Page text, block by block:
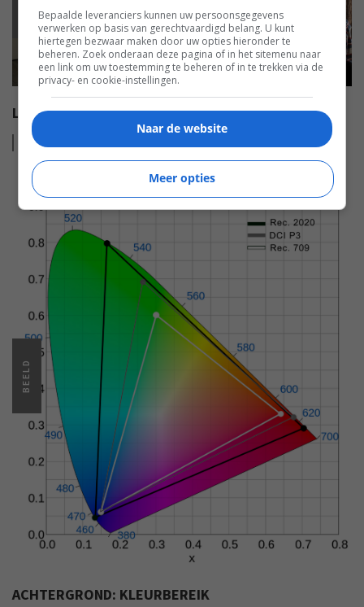
LG KONDIGT DRAAGBARE LASERPROJECTOR AAN
Leesmeer
BEELD
ACHTERGROND: KLEURBEREIK
Bepaalde leveranciers kunnen uw persoonsgegevens
verwerken op basis van gerechtvaardigd belang. U kunt
hiertegen bezwaar maken door uw opties hieronder te
beheren. Zoek onderaan deze pagina of in het sitemenu naar
een link om uw toestemming te beheren of in te trekken via de
privacy- en cookie-instellingen.
Naar de website
Meer opties